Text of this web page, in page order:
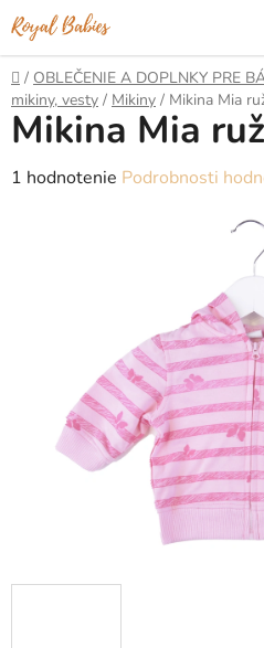
Prejsť
na
obsah
Domov
/ OBLEČENIE A DOPLNKY PRE
mikiny, vesty / Mikiny / Mikina Mia
Mikina Mia
Priemerné
hviezdičiek.
1 hodnotenie Podrobnosti